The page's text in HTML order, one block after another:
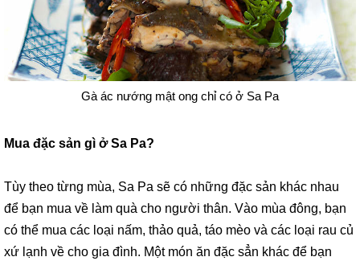
Gà ác nướng mật ong chỉ có ở Sa Pa
Mua đặc sản gì ở Sa Pa?
Tùy theo từng mùa, Sa Pa sẽ có những đặc sản khác nhau
để bạn mua về làm quà cho người thân. Vào mùa đông, bạn
có thể mua các loại nấm, thảo quả, táo mèo và các loại rau củ
xứ lạnh về cho gia đình. Một món ăn đặc sẳn khác để bạn